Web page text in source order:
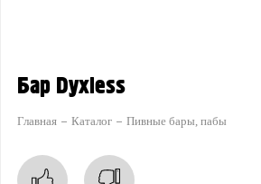
Бар Dyxless
Главная Каталог Пивные бары, пабы